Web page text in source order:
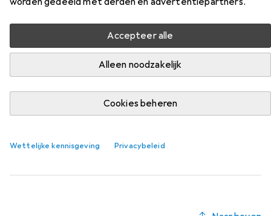
Accepteer alle
Alleen noodzakelijk
Cookies beheren
Wettelijke kennisgeving Privacybeleid
voor netwerkcamera's.
Relevantie
Productlijst
Accessoires voor netwerkcamera's
EUR
76,52